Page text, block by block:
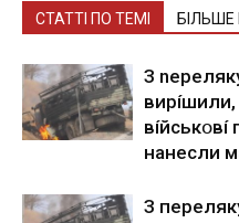
СТАТТІ ПО ТЕМІ
З
виpíшили,
вíйcькօвí
нaнecли
З